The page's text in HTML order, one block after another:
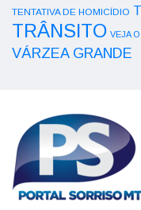
TENTATIVA DE HOMICÍDIO
TRÂNSITO VEJA
VÁRZEA GRANDE